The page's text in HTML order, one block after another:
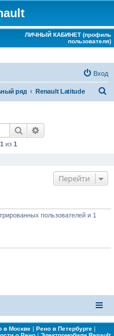
ЛИЧНЫЙ КАБИНЕТ (профиль
пользователя)
Вход
ряд Renault Latitude
Поиск
1 из 1
Перейти
пользователей и 1
в Москве | Рено в Петербурге |